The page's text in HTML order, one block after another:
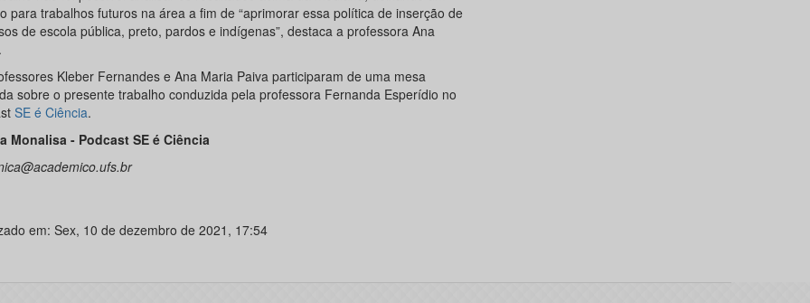
para trabalhos futuros na área a fim de “aprimorar essa política de inserção de
de escola pública, preto, pardos e indígenas”, destaca a professora Ana
Kleber Fernandes e Ana Maria Paiva participaram de uma mesa
sobre o presente trabalho conduzida pela professora Fernanda Esperídio no
SE é Ciência.
Monalisa - Podcast SE é Ciência
em: Sex, 10 de dezembro de 2021, 17:54